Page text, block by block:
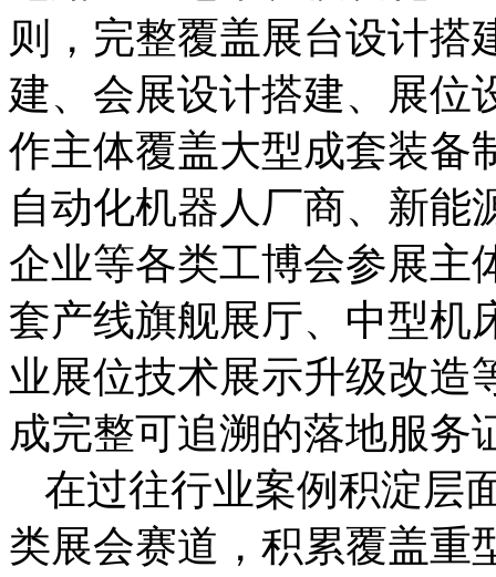
则，完整覆盖展台设计搭
建、会展设计搭建、展位
作主体覆盖大型成套装备
自动化机器人厂商、新能
企业等各类工博会参展主
套产线旗舰展厅、中型机
业展位技术展示升级改造
成完整可追溯的落地服务
在过往行业案例积淀层
类展会赛道，积累覆盖重